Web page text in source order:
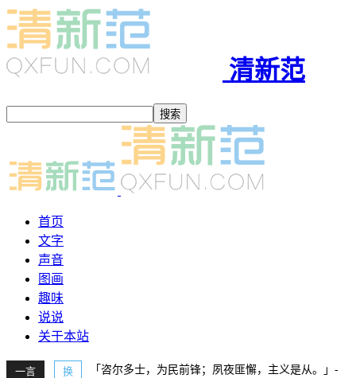
清新范
首页
文字
声音
图画
趣味
说说
关于本站
一言 换
「咨尔多士，为民前锋；夙夜匪懈，主义是从。」-